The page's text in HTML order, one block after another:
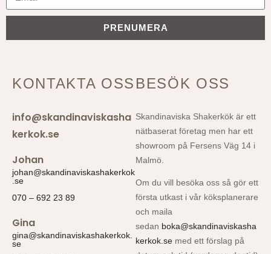
PRENUMERA
KONTAKTA OSS
info@skandinaviskasha
kerkok.se
Johan
johan@skandinaviskashakerkok
.se
070 – 692 23 89
Gina
gina@skandinaviskashakerkok.
se
BESÖK OSS
Skandinaviska Shakerkök är ett
nätbaserat företag men har ett
showroom på Fersens Väg 14 i
Malmö.
Om du vill besöka oss så gör ett
första utkast i vår köksplanerare
och maila
sedan boka@skandinaviskasha
kerkok.se med ett förslag på